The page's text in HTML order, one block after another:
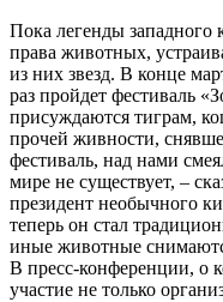
Пока легенды западного
права животных,
из них звезд. В конце
раз пройдет фестиваль
присуждаются тиграм,
прочей живности,
фестиваль, над нами
мире не существует, –
президент необычного
теперь он стал
иные животные
В пресс-конференции, о
участие не только